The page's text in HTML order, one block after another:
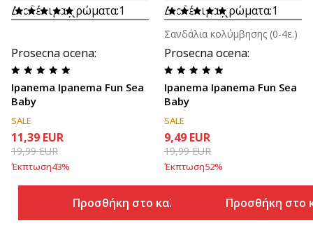
Διαθέσιμα χρώματα:1
Prosecna ocena:
Ipanema Ipanema Fun Sea
Baby
SALE
11,39 EUR
19,99EUR
Έκπτωση43%
Προσθήκη στο καλάθι
Διαθέσιμα χρώματα:1
Prosecna ocena:
Ipanema Ipanema Fun Sea
Baby
Σανδάλια κολύμβησης (0-4ε.)
SALE
9,49 EUR
19,99EUR
Έκπτωση52%
Προσθήκη στο